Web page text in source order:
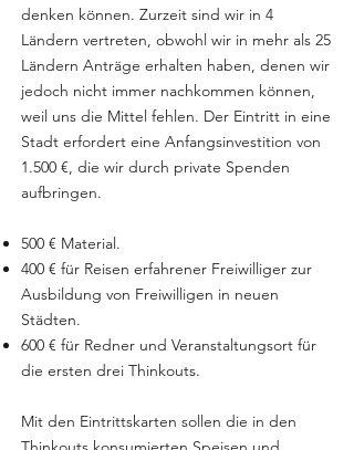
denken können. Zurzeit sind wir in 4
Ländern vertreten, obwohl wir in mehr als 25
Ländern Anträge erhalten haben, denen wir
jedoch nicht immer nachkommen können,
weil uns die Mittel fehlen. Der Eintritt in eine
Stadt erfordert eine Anfangsinvestition von
1.500 €, die wir durch private Spenden
aufbringen.
500 € Material.
400 € für Reisen erfahrener Freiwilliger zur
Ausbildung von Freiwilligen in neuen
Städten.
600 € für Redner und Veranstaltungsort für
die ersten drei Thinkouts.
Mit den Eintrittskarten sollen die in den